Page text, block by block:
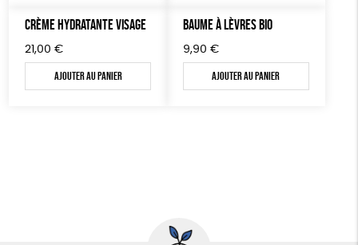
CRÈME HYDRATANTE VISAGE
21,00 €
Ajouter au panier
BAUME À LÈVRES BIO
9,90 €
Ajouter au panier